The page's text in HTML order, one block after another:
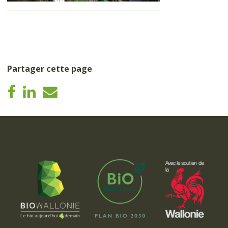
Partager cette page